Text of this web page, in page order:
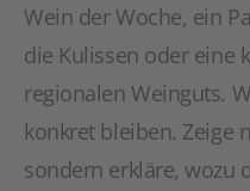
Wein der Woche, ein
die Kulissen oder eine
regionalen Weinguts.
konkret bleiben. Zeige
sondern erkläre, wozu